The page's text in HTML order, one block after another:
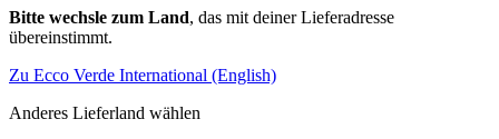
Bitte wechsle zum Land, das mit deiner Lieferadresse
übereinstimmt.
Zu Ecco Verde International (English)
Anderes Lieferland wählen